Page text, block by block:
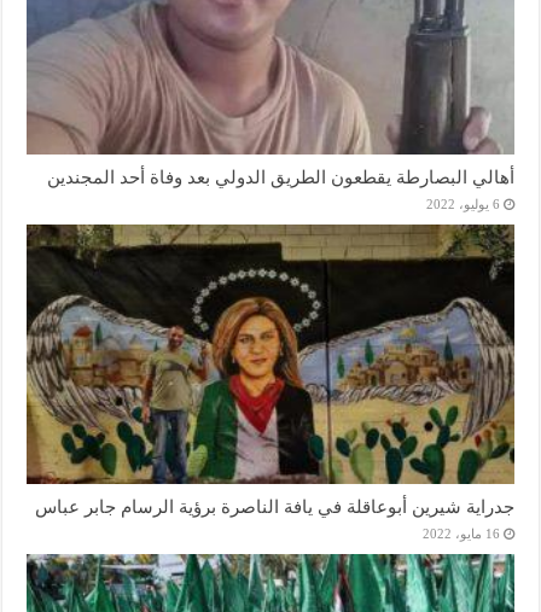
أهالي البصارطة يقطعون الطريق الدولي بعد وفاة أحد المجندين
6 يوليو، 2022
جدراية شيرين أبوعاقلة في يافة الناصرة برؤية الرسام جابر عباس
16 مايو، 2022